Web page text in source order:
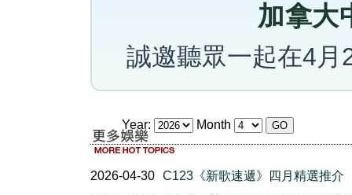
加拿大
誠邀聽眾一起在4月
Year: Month
2026-04-30 C123《新歌速遞》四月精選推介